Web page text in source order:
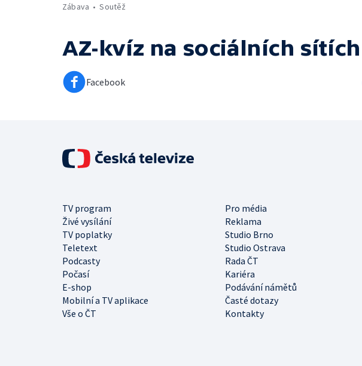
Zábava
Soutěž
AZ-kvíz na sociálních sítích
Facebook
TV program
Pro média
Živé vysílání
Reklama
TV poplatky
Studio Brno
Teletext
Studio Ostrava
Podcasty
Rada ČT
Počasí
Kariéra
E-shop
Podávání námětů
Mobilní a TV aplikace
Časté dotazy
Vše o ČT
Kontakty